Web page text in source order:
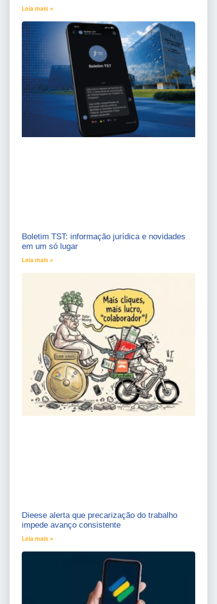
Leia mais »
Boletim TST: informação jurídica e novidades
em um só lugar
Leia mais »
Dieese alerta que precarização do trabalho
impede avanço consistente
Leia mais »